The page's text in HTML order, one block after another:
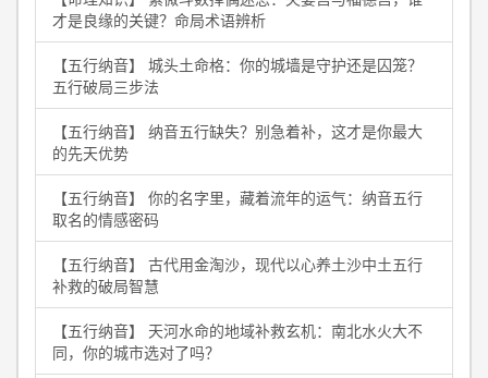
才是良缘的关键？命局术语辨析
【五行纳音】 城头土命格：你的城墙是守护还是囚笼？
五行破局三步法
【五行纳音】 纳音五行缺失？别急着补，这才是你最大
的先天优势
【五行纳音】 你的名字里，藏着流年的运气：纳音五行
取名的情感密码
【五行纳音】 古代用金淘沙，现代以心养土沙中土五行
补救的破局智慧
【五行纳音】 天河水命的地域补救玄机：南北水火大不
同，你的城市选对了吗？